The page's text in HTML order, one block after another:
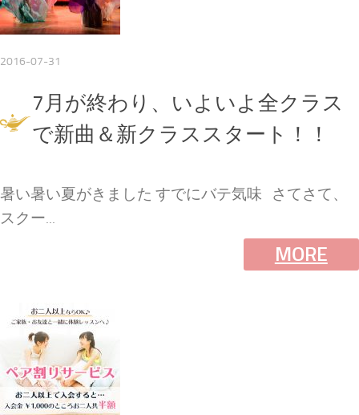
2016-07-31
7月が終わり、いよいよ全クラス
で新曲＆新クラススタート！！
暑い暑い夏がきました すでにバテ気味 さてさて、
スクー...
MORE